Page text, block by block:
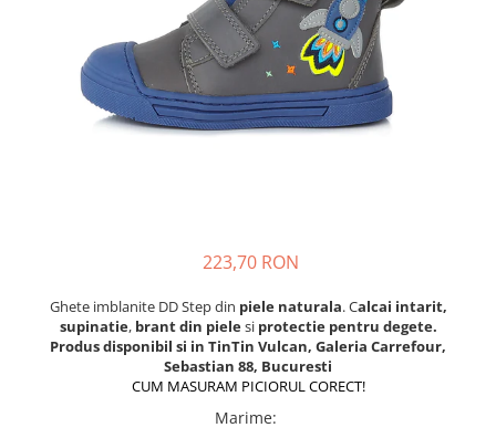
223,70 RON
Ghete imblanite DD Step din piele naturala. Calcai intarit,
supinatie, brant din pielesi protectie pentru degete.
Produs disponibil si in TinTin Vulcan, Galeria Carrefour,
Sebastian 88, Bucuresti
CUM MASURAM PICIORUL CORECT!
Marime: